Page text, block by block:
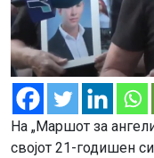
На „Маршот за
својот 21-годишен